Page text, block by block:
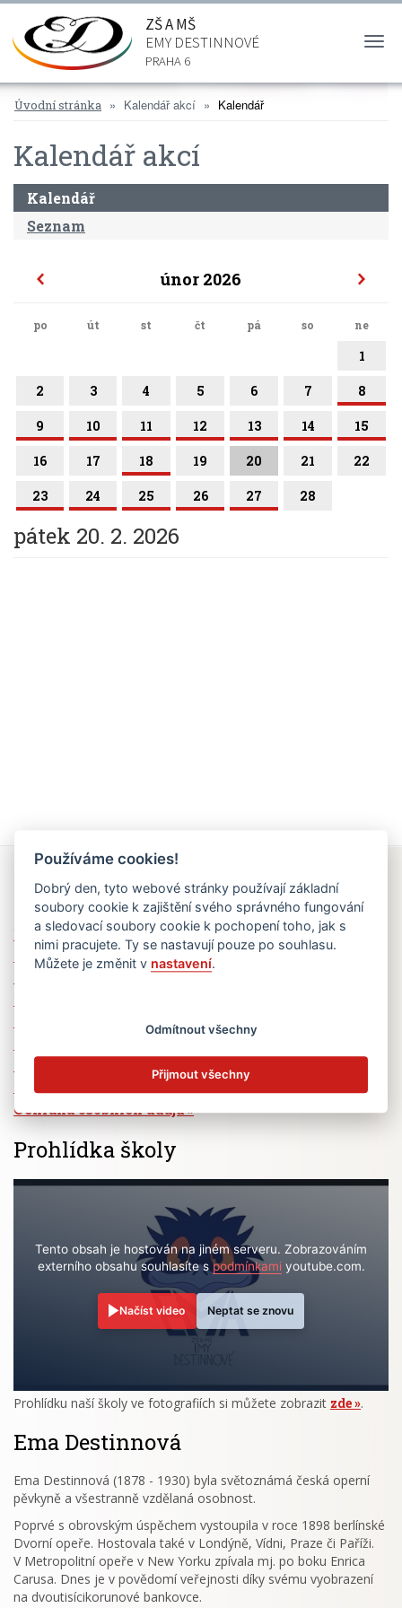
ZŠ A MŠ
EMY DESTINNOVÉ
PRAHA 6
Úvodní stránka Kalendář akcí Kalendář
Kalendář akcí
Kalendář
Seznam
únor 2026
po út st čt pá so ne
1
2 3 4 5 6 7 8
9 10 11 12 13 14 15
16 17 18 19 20 21 22
23 24 25 26 27 28
pátek 20. 2. 2026
Rychlé odkazy
Elektronická žákovská knížka
Jídelní lístek
Volná pracovní místa
Zřizovatel školy (MČ Praha 6)
Ochrana osobních údajů
Prohlídka školy
Tento obsah je hostován na jiném serveru. Zobrazováním
externího obsahu souhlasíte spodmínkamiyoutube.com.
Načíst video Neptat se znovu
Prohlídku naší školy ve fotografiích si můžete zobrazit zde .
Ema Destinnová
Ema Destinnová (1878 - 1930) byla světoznámá česká operní
pěvkyně a všestranně vzdělaná osobnost.
Poprvé s obrovským úspěchem vystoupila v roce 1898 berlínské
Dvorní opeře. Hostovala také v Londýně, Vídni, Praze či Paříži.
V Metropolitní opeře v New Yorku zpívala mj. po boku Enrica
Carusa. Dnes je v povědomí veřejnosti díky svému vyobrazení
na dvoutisícikorunové bankovce.
Používáme cookies!
Dobrý den, tyto webové stránky používají základní
soubory cookie k zajištění svého správného fungování
a sledovací soubory cookie k pochopení toho, jak s
nimi pracujete. Ty se nastavují pouze po souhlasu.
Můžete je změnit v nastavení.
Odmítnout všechny
Přijmout všechny